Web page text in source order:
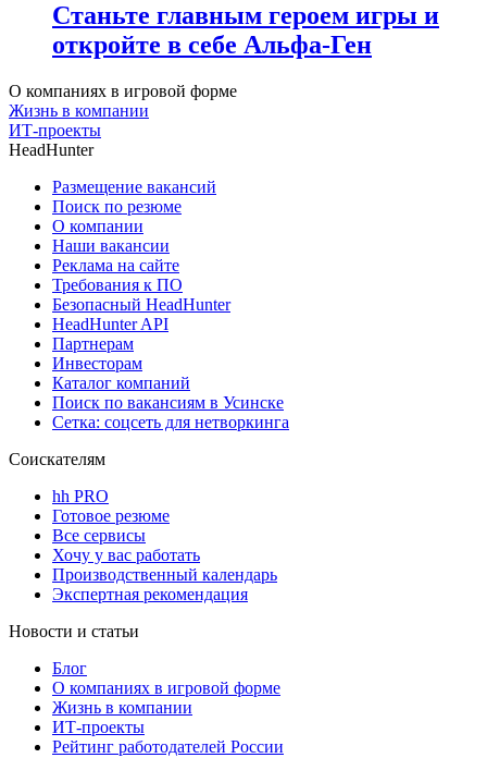
Станьте главным героем игры и
откройте в себе Альфа-Ген
О компаниях в игровой форме
Жизнь в компании
ИТ-проекты
HeadHunter
Размещение вакансий
Поиск по резюме
О компании
Наши вакансии
Реклама на сайте
Требования к ПО
Безопасный HeadHunter
HeadHunter API
Партнерам
Инвесторам
Каталог компаний
Поиск по вакансиям в Усинске
Сетка: соцсеть для нетворкинга
Соискателям
hh PRO
Готовое резюме
Все сервисы
Хочу у вас работать
Производственный календарь
Экспертная рекомендация
Новости и статьи
Блог
О компаниях в игровой форме
Жизнь в компании
ИТ-проекты
Рейтинг работодателей России